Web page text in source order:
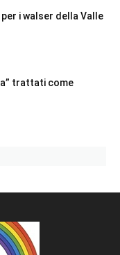
i walser della Valle
trattati come